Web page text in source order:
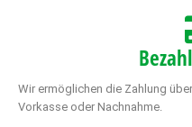
Wir ermöglichen die Zahlung
Vorkasse oder Nachnahme.